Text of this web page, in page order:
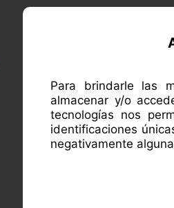
Para brindarle las
almacenar y/o
tecnologías nos
identificaciones
negativamente
ACERCA